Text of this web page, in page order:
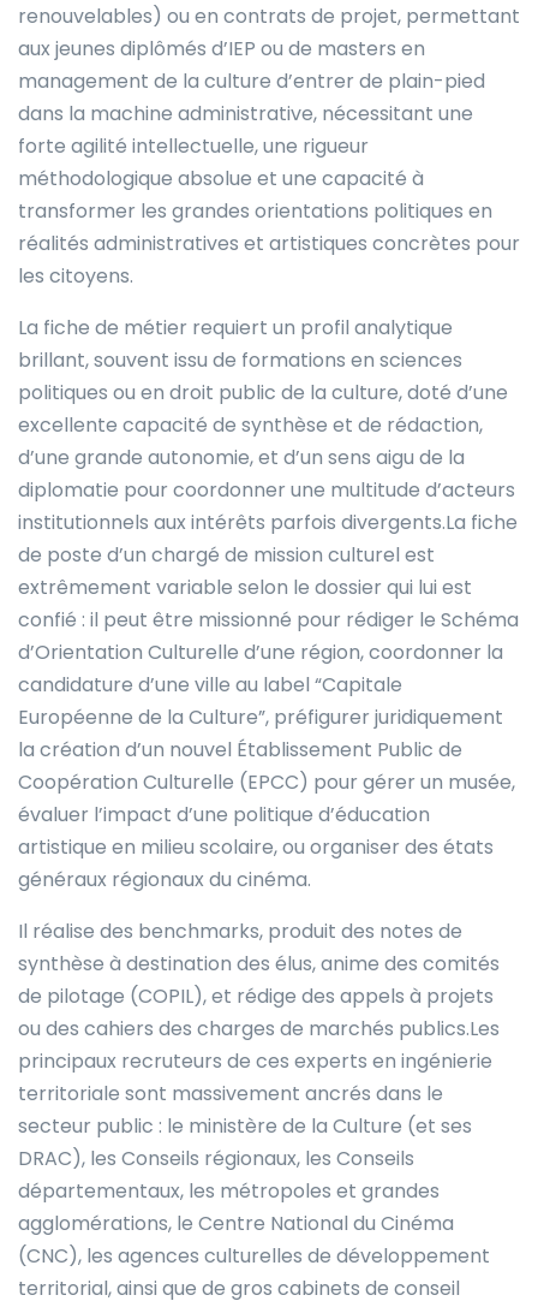
renouvelables) ou en contrats de projet, permettant
aux jeunes diplômés d’IEP ou de masters en
management de la culture d’entrer de plain-pied
dans la machine administrative, nécessitant une
forte agilité intellectuelle, une rigueur
méthodologique absolue et une capacité à
transformer les grandes orientations politiques en
réalités administratives et artistiques concrètes pour
les citoyens.
La fiche de métier requiert un profil analytique
brillant, souvent issu de formations en sciences
politiques ou en droit public de la culture, doté d’une
excellente capacité de synthèse et de rédaction,
d’une grande autonomie, et d’un sens aigu de la
diplomatie pour coordonner une multitude d’acteurs
institutionnels aux intérêts parfois divergents.La fiche
de poste d’un chargé de mission culturel est
extrêmement variable selon le dossier qui lui est
confié : il peut être missionné pour rédiger le Schéma
d’Orientation Culturelle d’une région, coordonner la
candidature d’une ville au label “Capitale
Européenne de la Culture”, préfigurer juridiquement
la création d’un nouvel Établissement Public de
Coopération Culturelle (EPCC) pour gérer un musée,
évaluer l’impact d’une politique d’éducation
artistique en milieu scolaire, ou organiser des états
généraux régionaux du cinéma.
Il réalise des benchmarks, produit des notes de
synthèse à destination des élus, anime des comités
de pilotage (COPIL), et rédige des appels à projets
ou des cahiers des charges de marchés publics.Les
principaux recruteurs de ces experts en ingénierie
territoriale sont massivement ancrés dans le
secteur public : le ministère de la Culture (et ses
DRAC), les Conseils régionaux, les Conseils
départementaux, les métropoles et grandes
agglomérations, le Centre National du Cinéma
(CNC), les agences culturelles de développement
territorial, ainsi que de gros cabinets de conseil